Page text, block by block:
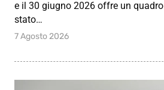
e il 30 giugno 2026 offre un
stato…
7 Agosto 2026